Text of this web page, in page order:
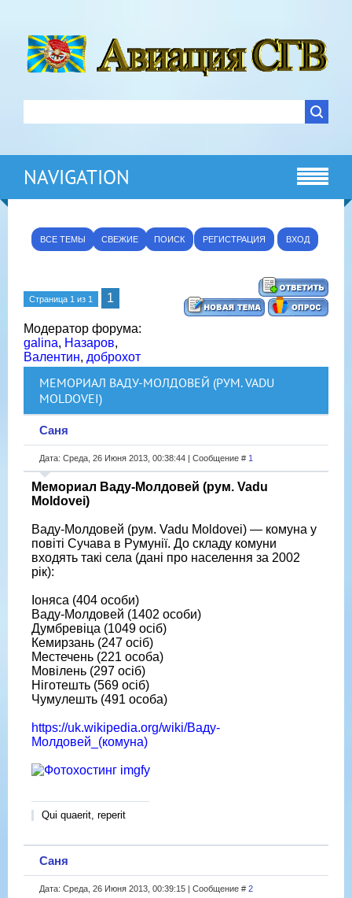
NAVIGATION
ВСЕ ТЕМЫ СВЕЖИЕ ПОИСК РЕГИСТРАЦИЯ ВХОД
Страница 1 из 1 1
Модератор форума:
galina, Назаров,
Валентин, доброхот
МЕМОРИАЛ ВАДУ-МОЛДОВЕЙ (РУМ. VADU
MOLDOVEI)
Саня
Дата: Среда, 26 Июня 2013, 00:38:44 | Сообщение # 1
Мемориал Ваду-Молдовей (рум. Vadu
Moldovei)
Ваду-Молдовей (рум. Vadu Moldovei) — комуна у
повіті Сучава в Румунії. До складу комуни
входять такі села (дані про населення за 2002
рік):
Іоняса (404 особи)
Ваду-Молдовей (1402 особи)
Думбревіца (1049 осіб)
Кемирзань (247 осіб)
Местечень (221 особа)
Мовілень (297 осіб)
Ніготешть (569 осіб)
Чумулешть (491 особа)
https://uk.wikipedia.org/wiki/Ваду-
Молдовей_(комуна)
Qui quaerit, reperit
Саня
Дата: Среда, 26 Июня 2013, 00:39:15 | Сообщение # 2